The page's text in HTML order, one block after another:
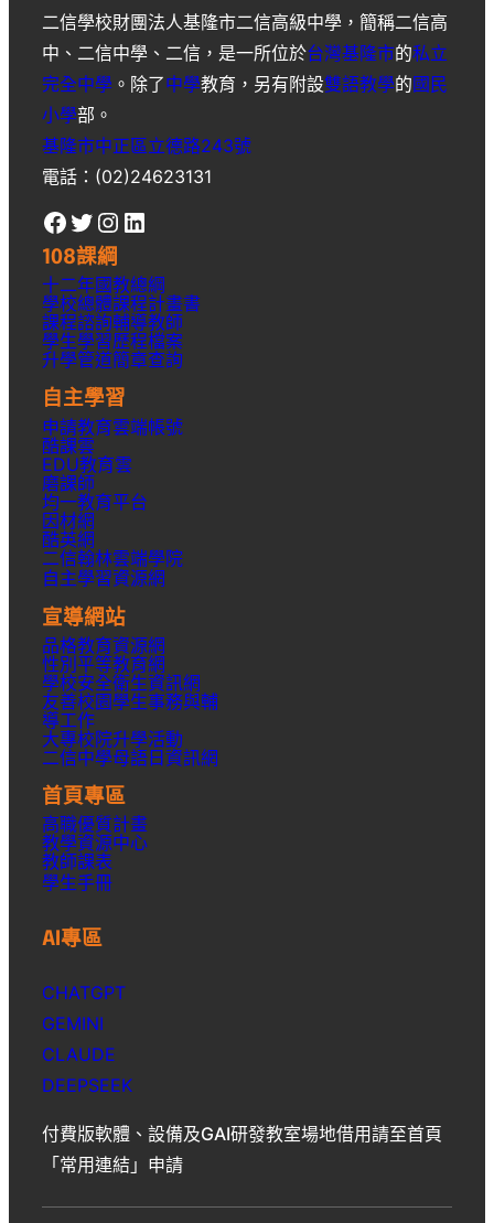
二信學校財團法人基隆市二信高級中學 ，簡稱二信高
中 、 二信中學 、 二信 ，是一所位於台灣基隆市的私立
完全中學 。除了中學教育，另有附設雙語教學的國民
小學部。
基隆市中正區立德路243號
電話：(02)24623131
Facebook Twitter Instagram LinkedIn
108課綱
十二年國教總綱
學校總體課程計畫書
課程諮詢輔導教師
學生學習歷程檔案
升學管道簡章查詢
自主學習
申請教育雲端帳號
酷課雲
EDU教育雲
磨課師
均一教育平台
因材網
酷英網
二信翰林雲端學院
自主學習資源網
宣導網站
品格教育資源網
性別平等教育網
學校安全衛生資訊網
友善校園學生事務與輔
導工作
大專校院升學活動
二信中學母語日資訊網
首頁專區
高職優質計畫
教學資源中心
教師課表
學生手冊
AI專區
CHATGPT
GEMINI
CLAUDE
DEEPSEEK
付費版軟體、設備及GAI研發教室場地借用請至首頁
「常用連結」申請